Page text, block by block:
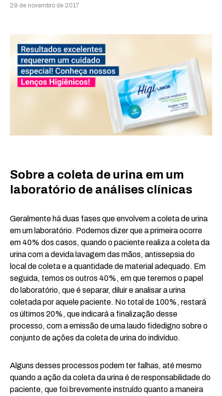
29 de novembro de 2017
Sobre a coleta de urina em um
laboratório de análises clínicas
Geralmente há duas fases que envolvem a coleta de urina
em um laboratório. Podemos dizer que a primeira ocorre
em 40% dos casos, quando o paciente realiza a coleta da
urina com a devida lavagem das mãos, antissepsia do
local de coleta e a quantidade de material adequado. Em
seguida, temos os outros 40%, em que teremos o papel
do laboratório, que é separar, diluir e analisar a urina
coletada por aquele paciente. No total de 100%, restará
os últimos 20%, que indicará a finalização desse
processo, com a emissão de uma laudo fidedigno sobre o
conjunto de ações da coleta de urina do indivíduo.
Alguns desses processos podem ter falhas, até mesmo
quando a ação da coleta da urina é de responsabilidade do
paciente, que foi brevemente instruído quanto a maneira